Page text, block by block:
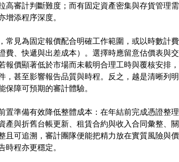
高審計判斷難度；而有固定資產密集與存貨管理
增添程序深度。
常見為固定報價配合明確工作範圍，或以時數計
費、快遞與出差成本）。選擇時應留意估價表與
報價顯著低於市場而未載明合理工時與覆核安排
，甚至影響報告品質與時程。反之，越是清晰列
保障可預期的審計體驗。
置準備有效降低整體成本：在年結前完成憑證整
產與折舊台帳更新、租賃合約與收入合同彙整、
且可追溯，審計團隊便能把精力放在實質風險與
時程亦更穩定。